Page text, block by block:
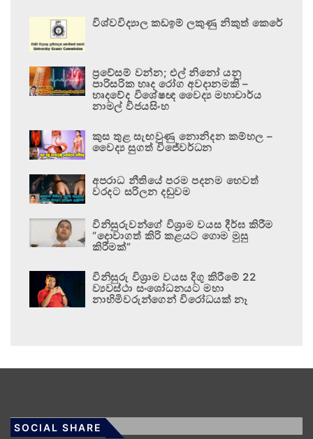
විශ්වවිද්‍යාල කඩඉම් ලකුණු නිකුත් කෙරේ
ප්‍රවේසම් වන්න; එල් නිනෝ යනු
පාරිසරික හෘද රෝග අවදානමකි –
හෘදවේද විශේෂඥ වෛද්‍ය මහාචාර්ය
නාමල් විජයසිංහ
කුස තුළ සැඟවුණු නොනිදන කම්හල –
වෛද්‍ය සුගත් විජේවර්ධන
අපරාධ නීතියේ පරම පදනම හෙවත්
වරදට සරිලන දඬුවම
විනිසුරුවන්ගේ විශ්‍රාම වයස දීර්ඝ කිරීම
“දොවාගත් කිරි කළයට ගොම මුසු
කිරීමක්”
විනිසුරු විශ්‍රාම වයස දිගු කිරීමේ 22
ව්‍යවස්ථා සංශෝධනයට මහා
නාහිමිවරුන්ගෙන් විරෝධයක් නෑ
SOCIAL SHARE